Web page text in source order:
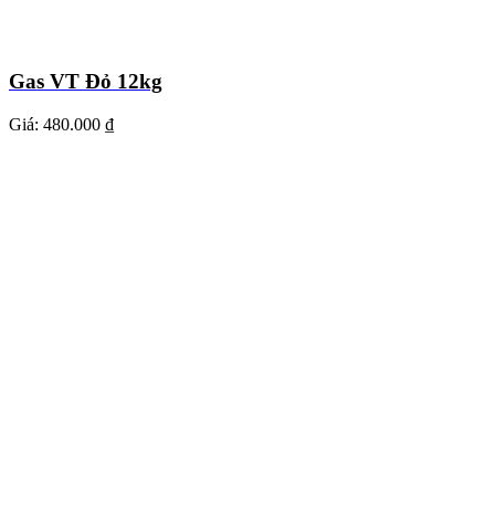
Gas VT Đỏ 12kg
Giá: 480.000 ₫